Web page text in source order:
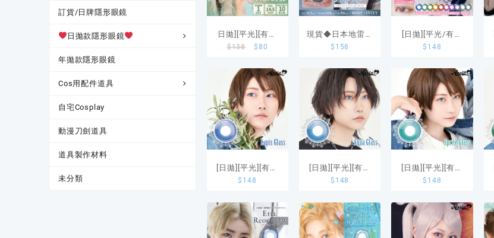
訂貨/日牌隱形眼鏡
日拋款隱形眼鏡
年拋款隱形眼鏡
Cos用配件道具
自宅Cosplay
動漫刀劍道具
道具製作材料
未分類
日拋][平光][有度
數]Classe Etia.
Gelee
$138 $80
現貨◆日本地雷系
Honey Kiss
Blue藍色日拋款隱
形眼鏡 一盒10片
$ 158
[日拋][平光/有度
數]Etia. 1 Day
隱形眼鏡
$ 148
[日拋][平光][有度
數]Assist 1Day
Glass
$ 148
[日拋][平光][有度
數]Assist 1Day
Glass
$ 148
[日拋][平光][有度
數]Assist 1Day
Glass
$ 148